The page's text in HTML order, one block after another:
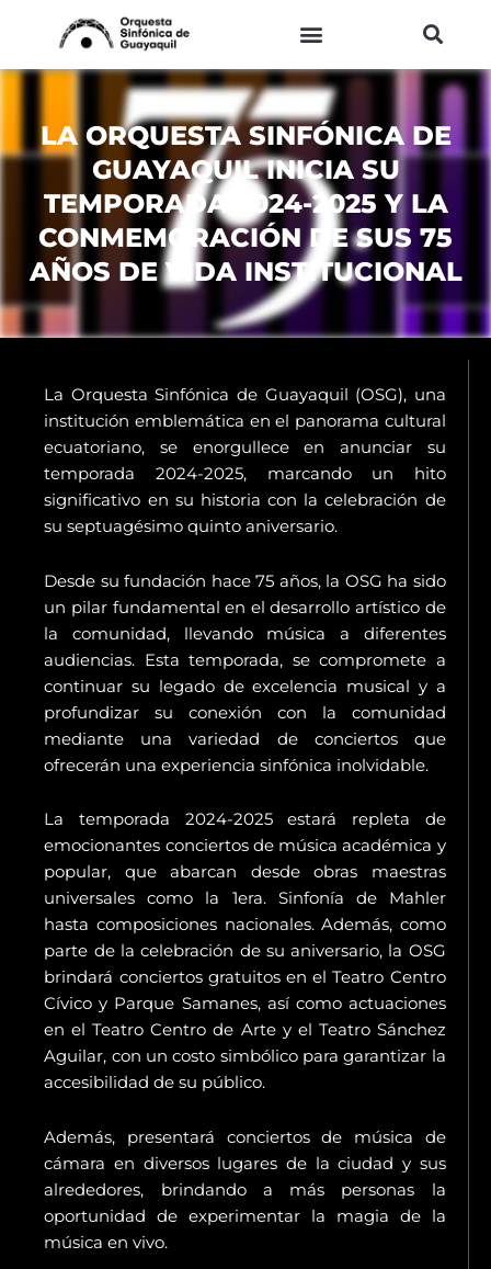
contenido
LA ORQUESTA SINFÓNICA DE
GUAYAQUIL INICIA SU
TEMPORADA 2024-2025 Y LA
CONMEMORACIÓN DE SUS 75
AÑOS DE VIDA INSTITUCIONAL
La Orquesta Sinfónica de Guayaquil (OSG), una
institución emblemática en el panorama cultural
ecuatoriano, se enorgullece en anunciar su
temporada 2024-2025, marcando un hito
significativo en su historia con la celebración de
su septuagésimo quinto aniversario.
Desde su fundación hace 75 años, la OSG ha sido
un pilar fundamental en el desarrollo artístico de
la comunidad, llevando música a diferentes
audiencias. Esta temporada, se compromete a
continuar su legado de excelencia musical y a
profundizar su conexión con la comunidad
mediante una variedad de conciertos que
ofrecerán una experiencia sinfónica inolvidable.
La temporada 2024-2025 estará repleta de
emocionantes conciertos de música académica y
popular, que abarcan desde obras maestras
universales como la 1era. Sinfonía de Mahler
hasta composiciones nacionales. Además, como
parte de la celebración de su aniversario, la OSG
brindará conciertos gratuitos en el Teatro Centro
Cívico y Parque Samanes, así como actuaciones
en el Teatro Centro de Arte y el Teatro Sánchez
Aguilar, con un costo simbólico para garantizar la
accesibilidad de su público.
Además, presentará conciertos de música de
cámara en diversos lugares de la ciudad y sus
alrededores, brindando a más personas la
oportunidad de experimentar la magia de la
música en vivo.